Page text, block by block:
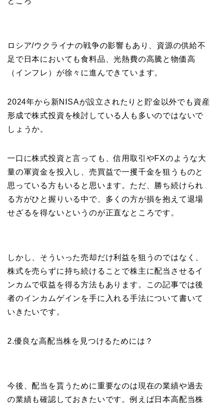
ロシア/ウクライナの戦争の影響もあり、資源の供給不
足で日本においても食料品、光熱費の高騰と物価高
（インフレ）が徐々に進んできています。
2024年から新NISAが設立されたりと貯金以外でも資産
形成で株式投資を検討している人も多いのではないで
しょうか。
一口に株式投資と言っても、信用取引やFXのような大
量の軍資金を投入し、売買益で一攫千金を狙うものと
思っている方もいると思います。ただ、勝ち続けられ
る方がひと握りいる中で、多くの方が損を抱えて退場
せざるを得ないというのが正直なところです。
しかし、そういった売却だけ利益を狙うのではなく、
株式を売らずに持ち続けることで株主に配当させるイ
ンカムで収益を得る方法もあります。この記事では後
者のインカムゲインを手に入れる手法について書いて
いきたいです。
2.優良な高配当株を見つけるためには？
今後、配当を貰うために重要なのは現在の業績や過去
の業績も確認しておきたいです。例えば日本高配当株